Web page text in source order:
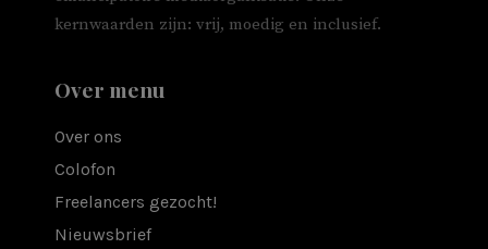
kernwaarden zijn: vrij, moedig en inclusief.
Over menu
Over ons
Colofon
Freelancers gezocht!
Nieuwsbrief